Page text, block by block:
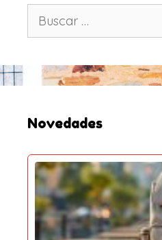
í
a
a
:Novedades